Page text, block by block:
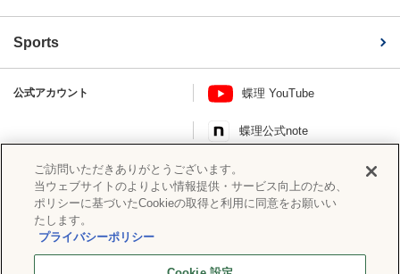
Sports
公式アカウント 蝶理 YouTube
蝶理公式note
このページを共有する
プライバシーポリシー
ご訪問いただきありがとうございます。
当ウェブサイトのよりよい情報提供・サービス向上のため、
ポリシーに基づいたCookieの取得と利用に同意をお願いい
たします。
プライバシーポリシー